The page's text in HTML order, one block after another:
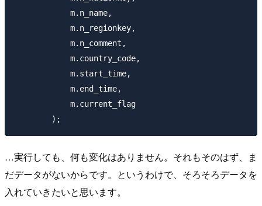
            m.n_name,
            m.n_regionkey,
            m.n_comment,
            m.country_code,
            m.start_time,
            m.end_time,
            m.current_flag
…実行しても、何も変化はありません。それもそのはず、ま
だデータがないからです。というわけで、そろそろデータを
入れていきたいと思います。